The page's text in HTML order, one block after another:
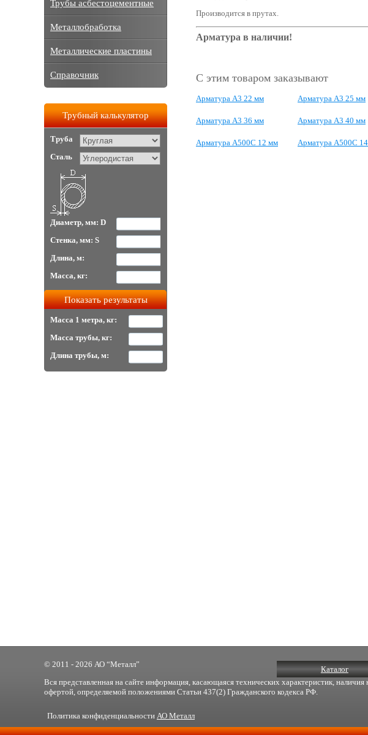
Производится в прутах.
Арматура в наличии!
С этим товаром заказывают
Арматура А3 22 мм Арматура А3 25 мм
Арматура А3 36 мм Арматура А3 40 мм
Арматура А500С 12 мм Арматура А500С
Трубы асбестоцементные
Металлобработка
Металлические пластины
Справочник
Трубный калькулятор
Труба
Сталь
Диаметр, мм: D
Стенка, мм: S
Длина, м:
Масса, кг:
Масса 1 метра, кг:
Масса трубы, кг:
Длина трубы, м:
Каталог
© 2011 - 2026 АО “Металл”
Вся представленная на сайте информация, касающаяся технических характеристик,
офертой, определяемой положениями Статьи 437(2) Гражданского кодекса РФ.
Политика конфиденциальности АО Металл